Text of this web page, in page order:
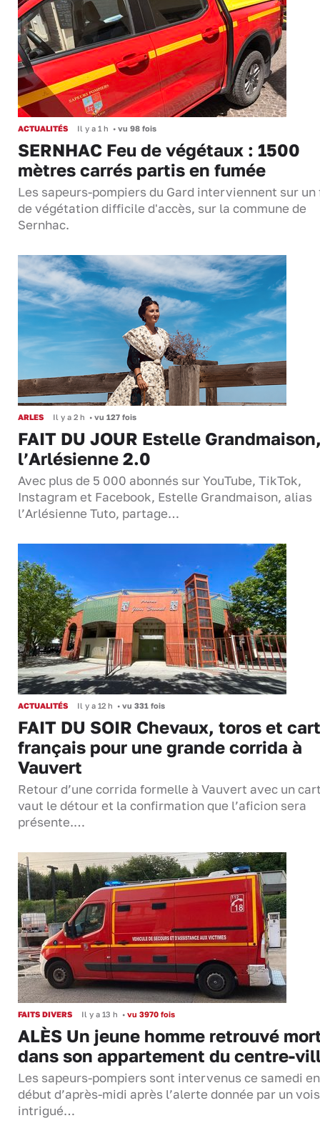
ACTUALITÉS Il y a 1 h • vu 98 fois
SERNHAC Feu de végétaux : 1500
mètres carrés partis en fumée
Les sapeurs-pompiers du Gard interviennent sur un
de végétation difficile d'accès, sur la commune de
Sernhac.
ARLES Il y a 2 h • vu 127 fois
FAIT DU JOUR Estelle
l’Arlésienne 2.0
Avec plus de 5 000 abonnés sur YouTube, TikTok,
Instagram et Facebook, Estelle Grandmaison, alias
l’Arlésienne Tuto, partage…
ACTUALITÉS Il y a 12 h • vu 331 fois
FAIT DU SOIR Chevaux, toros et
français pour une grande corrida à
Vauvert
Retour d’une corrida formelle à Vauvert avec un
vaut le détour et la confirmation que l’aficion sera
présente.…
FAITS DIVERS Il y a 13 h • vu 3970 fois
ALÈS Un jeune homme retrouvé
dans son appartement du centre-
Les sapeurs-pompiers sont intervenus ce samedi en
début d’après-midi après l’alerte donnée par un
intrigué…